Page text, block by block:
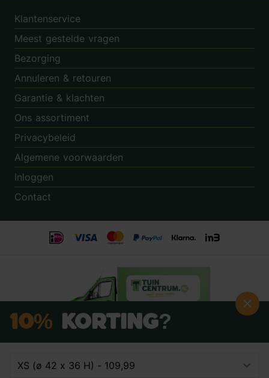
Klantenservice
Meest gestelde vragen
Bezorging
Annuleren & retouren
Garantie & klachten
Ons assortiment
Privacybeleid
Algemene voorwaarden
Inloggen
Contact
© 2014 - 2026 - Tuincentrum.nl B.V.
10% Korting?